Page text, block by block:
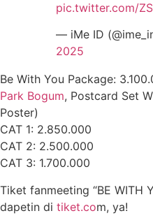
pic.twitter.com/
— iMe ID
2025
Be With You Package:
Park Bogum, Postcard Set
Poster)
CAT 1: 2.850.000
CAT 2: 2.500.000
CAT 3: 1.700.000
Tiket fanmeeting “BE WITH
dapetin di tiket.com, ya!